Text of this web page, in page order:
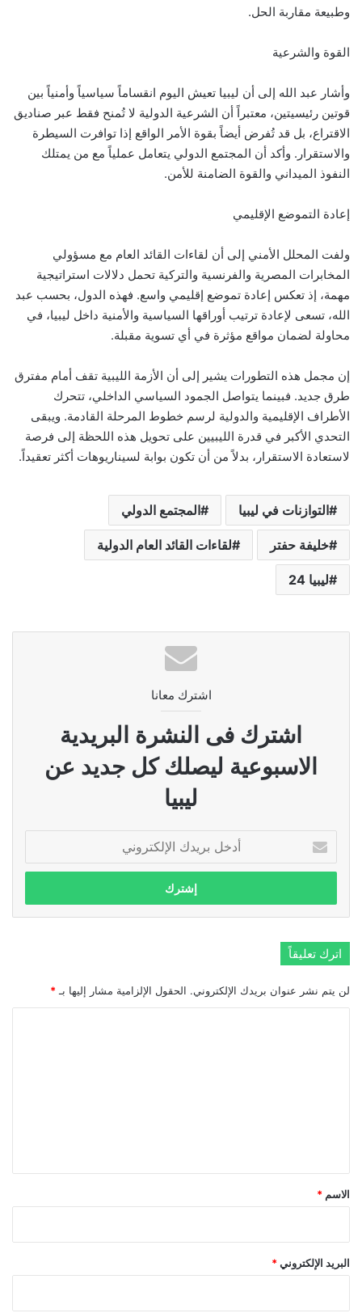
وطبيعة مقاربة الحل.
القوة والشرعية
وأشار عبد الله إلى أن ليبيا تعيش اليوم انقساماً سياسياً وأمنياً بين
قوتين رئيسيتين، معتبراً أن الشرعية الدولية لا تُمنح فقط عبر صناديق
الاقتراع، بل قد تُفرض أيضاً بقوة الأمر الواقع إذا توافرت السيطرة
والاستقرار. وأكد أن المجتمع الدولي يتعامل عملياً مع من يمتلك
النفوذ الميداني والقوة الضامنة للأمن.
إعادة التموضع الإقليمي
ولفت المحلل الأمني إلى أن لقاءات القائد العام مع مسؤولي
المخابرات المصرية والفرنسية والتركية تحمل دلالات استراتيجية
مهمة، إذ تعكس إعادة تموضع إقليمي واسع. فهذه الدول، بحسب عبد
الله، تسعى لإعادة ترتيب أوراقها السياسية والأمنية داخل ليبيا، في
محاولة لضمان مواقع مؤثرة في أي تسوية مقبلة.
إن مجمل هذه التطورات يشير إلى أن الأزمة الليبية تقف أمام مفترق
طرق جديد. فبينما يتواصل الجمود السياسي الداخلي، تتحرك
الأطراف الإقليمية والدولية لرسم خطوط المرحلة القادمة. ويبقى
التحدي الأكبر في قدرة الليبيين على تحويل هذه اللحظة إلى فرصة
لاستعادة الاستقرار، بدلاً من أن تكون بوابة لسيناريوهات أكثر تعقيداً.
التوازنات في ليبيا المجتمع الدولي
خليفة حفتر لقاءات القائد العام الدولية
ليبيا 24
اشترك معانا
اشترك فى النشرة البريدية
الاسبوعية ليصلك كل جديد عن
ليبيا
بريدك
الإلكتروني
اترك تعليقاً
لن يتم نشر عنوان بريدك الإلكتروني. الحقول الإلزامية مشار إليها بـ *
*
الاسم *
البريد الإلكتروني *